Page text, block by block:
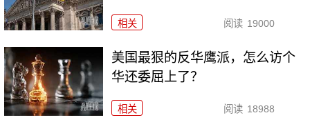
相关 阅读 19000
美国最狠的反华鹰派，怎么访个
华还委屈上了？
相关 阅读 18988